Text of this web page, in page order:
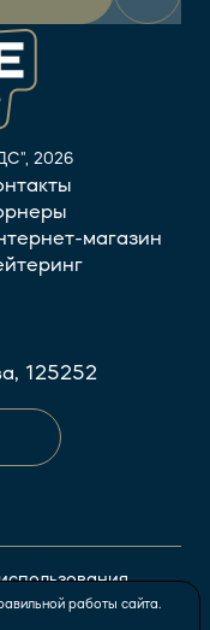
2026
магазин
125252
работы сайта.